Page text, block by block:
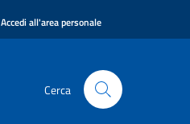
Accedi all'area personale
Cerca